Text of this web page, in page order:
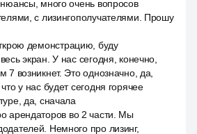
много очень вопросов
с лизингополучателями. Прошу
демонстрацию, буду
экран. У нас сегодня, конечно,
7 возникнет. Это однозначно, да,
у нас будет сегодня горячее
да, сначала
арендаторов во 2 части. Мы
Немного про лизинг,